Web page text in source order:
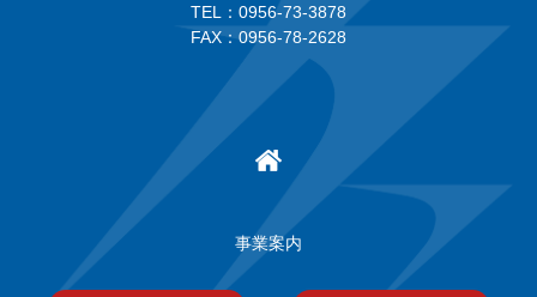
TEL：0956-73-3878
FAX：0956-78-2628
事業案内